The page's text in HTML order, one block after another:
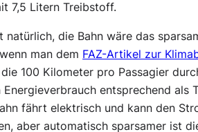
7,5 Litern Treibstoff.
natürlich, die Bahn wäre das
man dem FAZ-Artikel zur
100 Kilometer pro Passagier
entsprechend als
fährt elektrisch und kann den
aber automatisch sparsamer ist